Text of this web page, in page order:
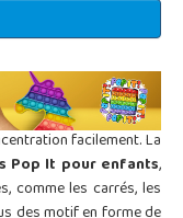
facilement. La
Pop It pour enfants,
comme les carrés, les